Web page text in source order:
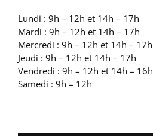
Lundi : 9h – 12h et 14h – 17h
Mardi : 9h – 12h et 14h – 17h
Mercredi : 9h – 12h et 14h – 17h
Jeudi : 9h – 12h et 14h – 17h
Vendredi : 9h – 12h et 14h – 16h
Samedi : 9h – 12h